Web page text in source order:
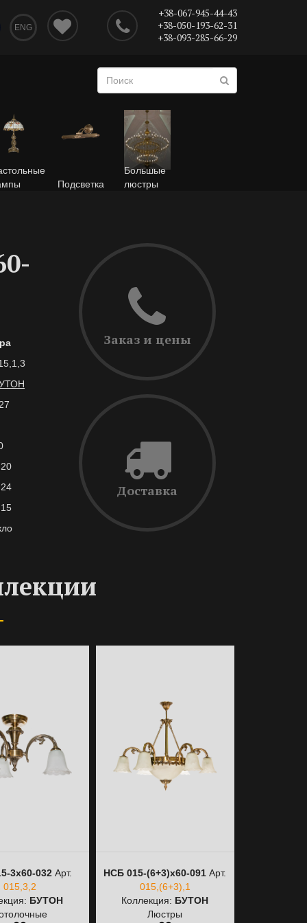
ENG
+38-067-945-44-43
+38-050-193-62-31
+38-093-285-66-29
Подсветка
Большые
люстры
Заказ и цены
Доставка
3х60-032 Арт.
015,3,2
БУТОН
НСБ 015-(6+3)х60-091 Арт.
015,(6+3),1
Коллекция: БУТОН
Люстры